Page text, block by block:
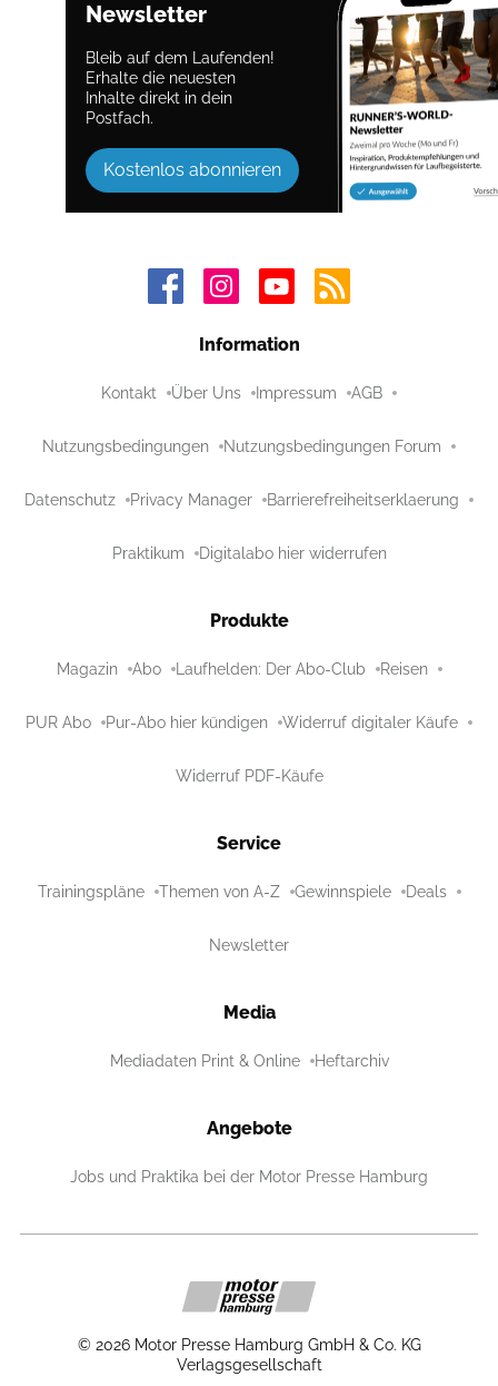
Newsletter
Bleib auf dem Laufenden!
Erhalte die neuesten
Inhalte direkt in dein
Postfach.
Kostenlos abonnieren
Information
Kontakt Über Uns Impressum AGB
Nutzungsbedingungen Nutzungsbedingungen Forum
Datenschutz Privacy Manager Barrierefreiheitserklaerung
Praktikum Digitalabo hier widerrufen
Produkte
Magazin Abo Laufhelden: Der Abo-Club Reisen
PUR Abo Pur-Abo hier kündigen Widerruf digitaler Käufe
Widerruf PDF-Käufe
Service
Trainingspläne Themen von A-Z Gewinnspiele Deals
Newsletter
Media
Mediadaten Print & Online Heftarchiv
Angebote
Jobs und Praktika bei der Motor Presse Hamburg
© 2026 Motor Presse Hamburg GmbH & Co. KG
Verlagsgesellschaft